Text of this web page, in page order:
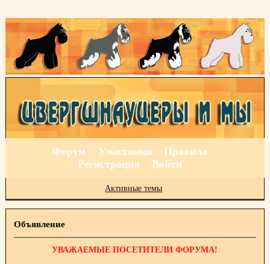
Форум Участники
Правила
Регистрация
Войти
Активные темы
Объявление
УВАЖАЕМЫЕ ПОСЕТИТЕЛИ ФОРУМА!